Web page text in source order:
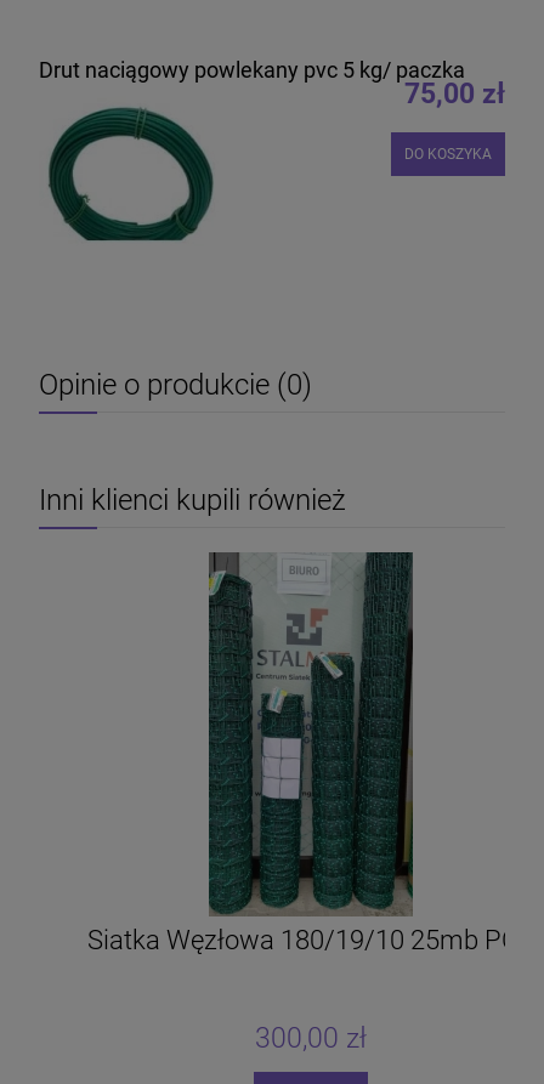
Drut naciągowy powlekany pvc 5 kg/ paczka
75,00 zł
DO KOSZYKA
Opinie o produkcie (0)
Inni klienci kupili również
Siatka Węzłowa 180/19/10 25mb PCV
300,00 zł